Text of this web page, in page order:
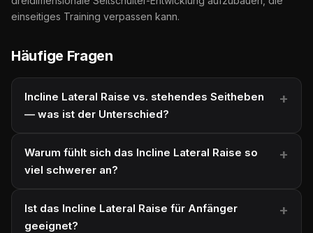
einseitiges Training verpassen kann.
Häufige Fragen
Incline Lateral Raise vs. stehendes Seitheben
— was ist der Unterschied?
Warum fühlt sich das Incline Lateral Raise so
viel schwerer an?
Ist das Incline Lateral Raise für Anfänger
geeignet?